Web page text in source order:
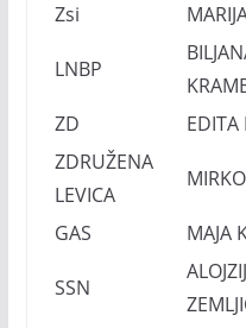
Zsi
LNBP
ZD EDITA
ZDRUŽENA
LEVICA
GAS MAJA
SSN